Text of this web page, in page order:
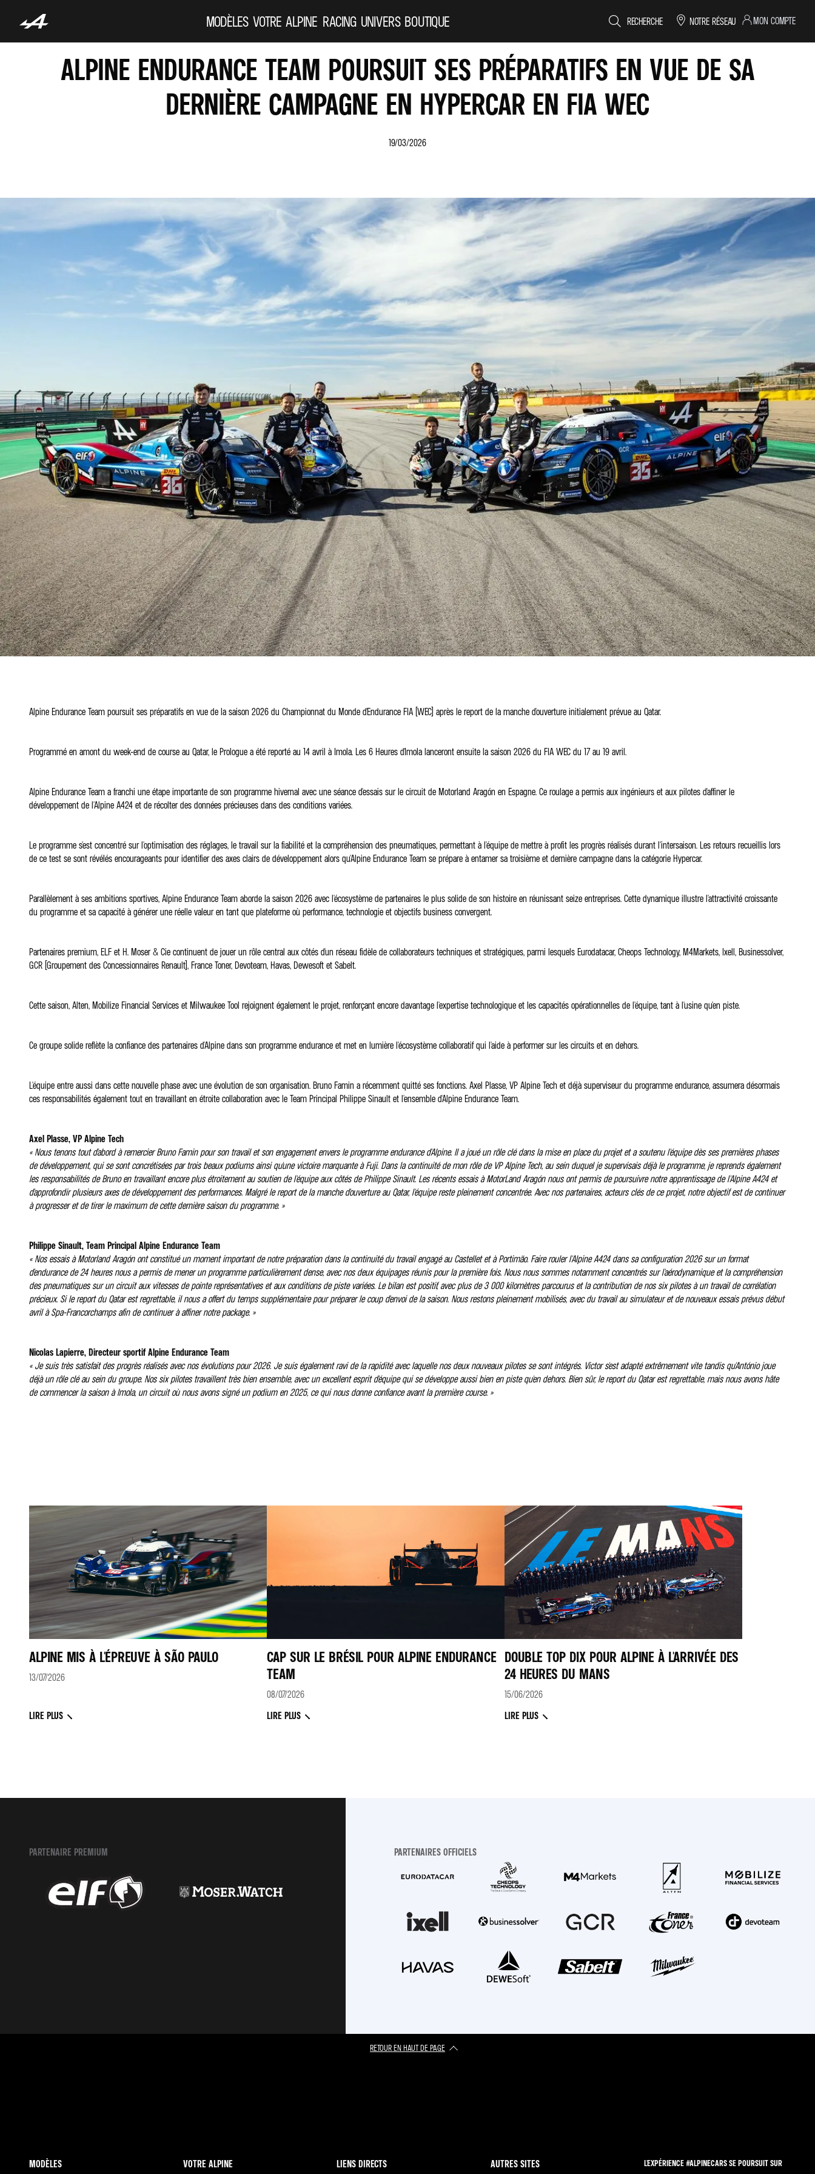
MODÈLES VOTRE ALPINE RACING UNIVERS BOUTIQUE RECHERCHE NOTRE RÉSEAU MON COMPTE
ALPINE ENDURANCE TEAM POURSUIT SES PRÉPARATIFS EN VUE DE SA
DERNIÈRE CAMPAGNE EN HYPERCAR EN FIA WEC
19/03/2026
Alpine Endurance Team poursuit ses préparatifs en vue de la saison 2026 du Championnat du Monde d'Endurance FIA (WEC) après le report de la manche d'ouverture initialement prévue au Qatar.
Programmé en amont du week-end de course au Qatar, le Prologue a été reporté au 14 avril à Imola. Les 6 Heures d'Imola lanceront ensuite la saison 2026 du FIA WEC du 17 au 19 avril.
Alpine Endurance Team a franchi une étape importante de son programme hivernal avec une séance d'essais sur le circuit de Motorland Aragón en Espagne. Ce roulage a permis aux ingénieurs et aux pilotes d'affiner le
développement de l'Alpine A424 et de récolter des données précieuses dans des conditions variées.
Le programme s'est concentré sur l'optimisation des réglages, le travail sur la fiabilité et la compréhension des pneumatiques, permettant à l'équipe de mettre à profit les progrès réalisés durant l'intersaison. Les retours recueillis lors
de ce test se sont révélés encourageants pour identifier des axes clairs de développement alors qu'Alpine Endurance Team se prépare à entamer sa troisième et dernière campagne dans la catégorie Hypercar.
Parallèlement à ses ambitions sportives, Alpine Endurance Team aborde la saison 2026 avec l'écosystème de partenaires le plus solide de son histoire en réunissant seize entreprises. Cette dynamique illustre l'attractivité croissante
du programme et sa capacité à générer une réelle valeur en tant que plateforme où performance, technologie et objectifs business convergent.
Partenaires premium, ELF et H. Moser & Cie continuent de jouer un rôle central aux côtés d'un réseau fidèle de collaborateurs techniques et stratégiques, parmi lesquels Eurodatacar, Cheops Technology, M4Markets, Ixell, Businessolver,
GCR (Groupement des Concessionnaires Renault), France Toner, Devoteam, Havas, Dewesoft et Sabelt.
Cette saison, Alten, Mobilize Financial Services et Milwaukee Tool rejoignent également le projet, renforçant encore davantage l'expertise technologique et les capacités opérationnelles de l'équipe, tant à l'usine qu'en piste.
Ce groupe solide reflète la confiance des partenaires d'Alpine dans son programme endurance et met en lumière l'écosystème collaboratif qui l'aide à performer sur les circuits et en dehors.
L'équipe entre aussi dans cette nouvelle phase avec une évolution de son organisation. Bruno Famin a récemment quitté ses fonctions. Axel Plasse, VP Alpine Tech et déjà superviseur du programme endurance, assumera désormais
ces responsabilités également tout en travaillant en étroite collaboration avec le Team Principal Philippe Sinault et l'ensemble d'Alpine Endurance Team.
Axel Plasse, VP Alpine Tech
« Nous tenons tout d'abord à remercier Bruno Famin pour son travail et son engagement envers le programme endurance d'Alpine. Il a joué un rôle clé dans la mise en place du projet et a soutenu l'équipe dès ses premières phases
de développement, qui se sont concrétisées par trois beaux podiums ainsi qu'une victoire marquante à Fuji. Dans la continuité de mon rôle de VP Alpine Tech, au sein duquel je supervisais déjà le programme, je reprends également
les responsabilités de Bruno en travaillant encore plus étroitement au soutien de l'équipe aux côtés de Philippe Sinault. Les récents essais à MotorLand Aragón nous ont permis de poursuivre notre apprentissage de l'Alpine A424 et
d'approfondir plusieurs axes de développement des performances. Malgré le report de la manche d'ouverture au Qatar, l'équipe reste pleinement concentrée. Avec nos partenaires, acteurs clés de ce projet, notre objectif est de continuer
à progresser et de tirer le maximum de cette dernière saison du programme. »
Philippe Sinault, Team Principal Alpine Endurance Team
« Nos essais à Motorland Aragón ont constitué un moment important de notre préparation dans la continuité du travail engagé au Castellet et à Portimão. Faire rouler l'Alpine A424 dans sa configuration 2026 sur un format
d'endurance de 24 heures nous a permis de mener un programme particulièrement dense, avec nos deux équipages réunis pour la première fois. Nous nous sommes notamment concentrés sur l'aérodynamique et la compréhension
des pneumatiques sur un circuit aux vitesses de pointe représentatives et aux conditions de piste variées. Le bilan est positif, avec plus de 3 000 kilomètres parcourus et la contribution de nos six pilotes à un travail de corrélation
précieux. Si le report du Qatar est regrettable, il nous a offert du temps supplémentaire pour préparer le coup d'envoi de la saison. Nous restons pleinement mobilisés, avec du travail au simulateur et de nouveaux essais prévus début
avril à Spa-Francorchamps afin de continuer à affiner notre package. »
Nicolas Lapierre, Directeur sportif Alpine Endurance Team
« Je suis très satisfait des progrès réalisés avec nos évolutions pour 2026. Je suis également ravi de la rapidité avec laquelle nos deux nouveaux pilotes se sont intégrés. Victor s'est adapté extrêmement vite tandis qu'António joue
déjà un rôle clé au sein du groupe. Nos six pilotes travaillent très bien ensemble, avec un excellent esprit d'équipe qui se développe aussi bien en piste qu'en dehors. Bien sûr, le report du Qatar est regrettable, mais nous avons hâte
de commencer la saison à Imola, un circuit où nous avons signé un podium en 2025, ce qui nous donne confiance avant la première course. »
ALPINE MIS À L'ÉPREUVE À SÃO PAULO
13/07/2026
LIRE PLUS
CAP SUR LE BRÉSIL POUR ALPINE ENDURANCE
TEAM
08/07/2026
LIRE PLUS
DOUBLE TOP DIX POUR ALPINE À L'ARRIVÉE DES
24 HEURES DU MANS
15/06/2026
LIRE PLUS
PARTENAIRE PREMIUM PARTENAIRES OFFICIELS
RETOUR EN HAUT DE PAGE​
MODÈLES VOTRE ALPINE LIENS DIRECTS AUTRES SITES L'EXPÉRIENCE #ALPINECARS SE POURSUIT SUR